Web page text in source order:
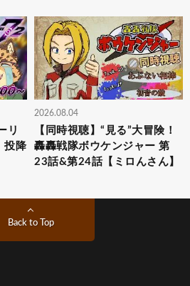
リ
投降
2026.08.04
【同時視聴】“見る”大冒険！
轟轟戦隊ボウケンジャー 第
23話&第24話【ミロんさん】
Back to Top